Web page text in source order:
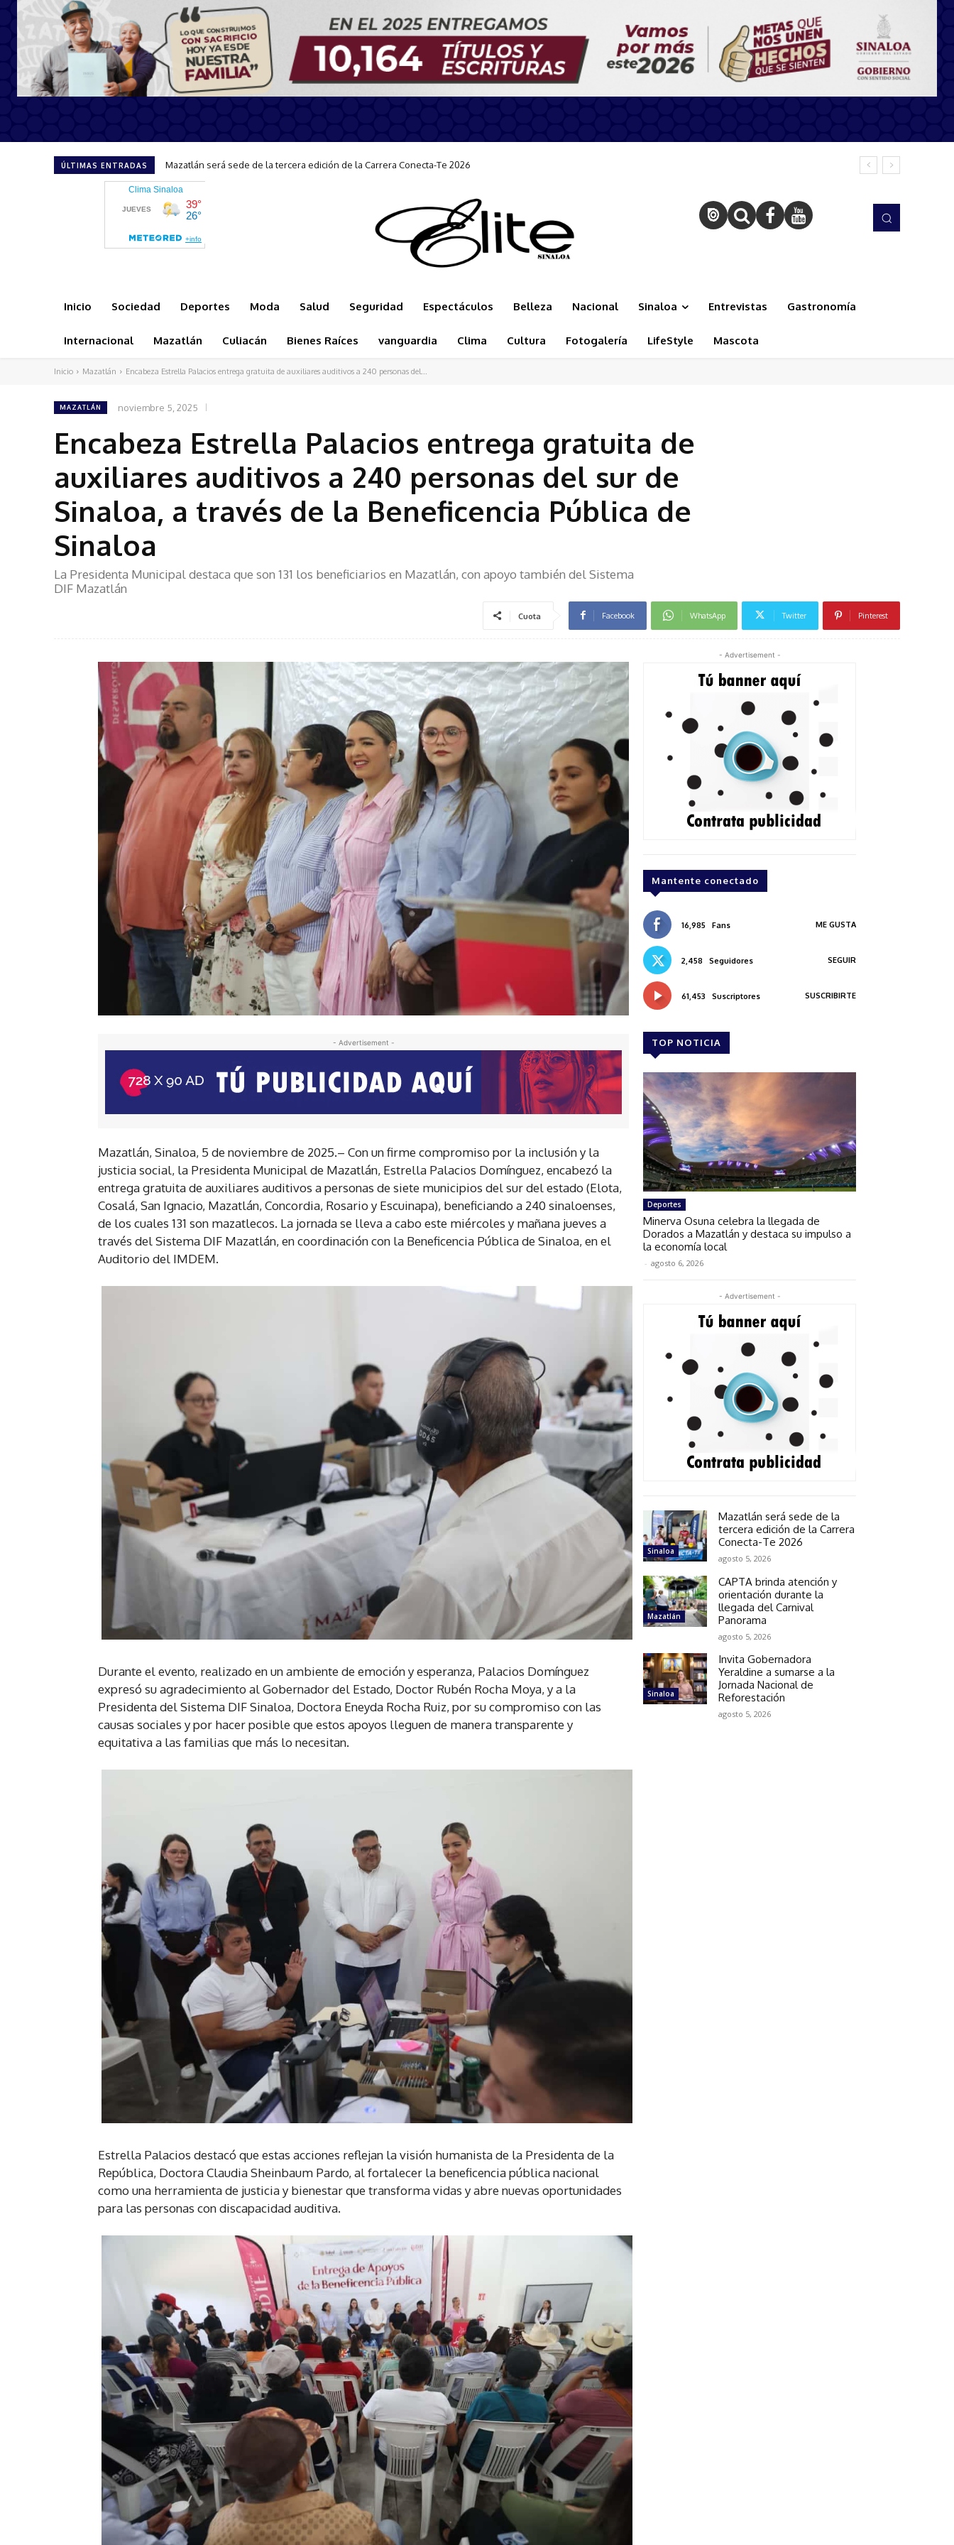
ÚLTIMAS ENTRADAS CAPTA brinda atención y orientación durante la llegada del Carnival Panorama
Inicio Sociedad Deportes Moda Salud Seguridad Espectáculos Belleza Nacional Sinaloa Entrevistas Gastronomía
Internacional Mazatlán Culiacán Bienes Raíces vanguardia Clima Cultura Fotogalería LifeStyle Mascota
Inicio Mazatlán Encabeza Estrella Palacios entrega gratuita de auxiliares auditivos a 240 personas del...
MAZATLÁN noviembre 5, 2025
Encabeza Estrella Palacios entrega gratuita de
auxiliares auditivos a 240 personas del sur de
Sinaloa, a través de la Beneficencia Pública de
Sinaloa
La Presidenta Municipal destaca que son 131 los beneficiarios en Mazatlán, con apoyo también del Sistema
DIF Mazatlán
Cuota Facebook WhatsApp Twitter Pinterest
- Advertisement -
Mazatlán, Sinaloa, 5 de noviembre de 2025.– Con un firme compromiso por la inclusión y la
justicia social, la Presidenta Municipal de Mazatlán, Estrella Palacios Domínguez, encabezó la
entrega gratuita de auxiliares auditivos a personas de siete municipios del sur del estado (Elota,
Cosalá, San Ignacio, Mazatlán, Concordia, Rosario y Escuinapa), beneficiando a 240 sinaloenses,
de los cuales 131 son mazatlecos. La jornada se lleva a cabo este miércoles y mañana jueves a
través del Sistema DIF Mazatlán, en coordinación con la Beneficencia Pública de Sinaloa, en el
Auditorio del IMDEM.
Durante el evento, realizado en un ambiente de emoción y esperanza, Palacios Domínguez
expresó su agradecimiento al Gobernador del Estado, Doctor Rubén Rocha Moya, y a la
Presidenta del Sistema DIF Sinaloa, Doctora Eneyda Rocha Ruiz, por su compromiso con las
causas sociales y por hacer posible que estos apoyos lleguen de manera transparente y
equitativa a las familias que más lo necesitan.
Estrella Palacios destacó que estas acciones reflejan la visión humanista de la Presidenta de la
República, Doctora Claudia Sheinbaum Pardo, al fortalecer la beneficencia pública nacional
como una herramienta de justicia y bienestar que transforma vidas y abre nuevas oportunidades
para las personas con discapacidad auditiva.
- Advertisement -
Mantente conectado
16,985 Fans ME GUSTA
2,458 Seguidores SEGUIR
61,453 Suscriptores SUSCRIBIRTE
TOP NOTICIA
Deportes
Minerva Osuna celebra la llegada de
Dorados a Mazatlán y destaca su impulso a
la economía local
- agosto 6, 2026
- Advertisement -
Sinaloa
Mazatlán será sede de la
tercera edición de la Carrera
Conecta-Te 2026
agosto 5, 2026
Mazatlán
CAPTA brinda atención y
orientación durante la
llegada del Carnival
Panorama
agosto 5, 2026
Sinaloa
Invita Gobernadora
Yeraldine a sumarse a la
Jornada Nacional de
Reforestación
agosto 5, 2026